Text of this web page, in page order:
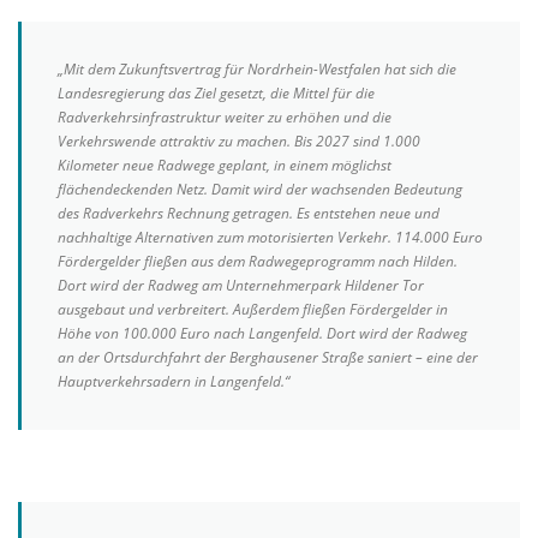
„Mit dem Zukunftsvertrag für Nordrhein-Westfalen hat sich die
Landesregierung das Ziel gesetzt, die Mittel für die
Radverkehrsinfrastruktur weiter zu erhöhen und die
Verkehrswende attraktiv zu machen. Bis 2027 sind 1.000
Kilometer neue Radwege geplant, in einem möglichst
flächendeckenden Netz. Damit wird der wachsenden Bedeutung
des Radverkehrs Rechnung getragen. Es entstehen neue und
nachhaltige Alternativen zum motorisierten Verkehr. 114.000 Euro
Fördergelder fließen aus dem Radwegeprogramm nach Hilden.
Dort wird der Radweg am Unternehmerpark Hildener Tor
ausgebaut und verbreitert. Außerdem fließen Fördergelder in
Höhe von 100.000 Euro nach Langenfeld. Dort wird der Radweg
an der Ortsdurchfahrt der Berghausener Straße saniert – eine der
Hauptverkehrsadern in Langenfeld.“